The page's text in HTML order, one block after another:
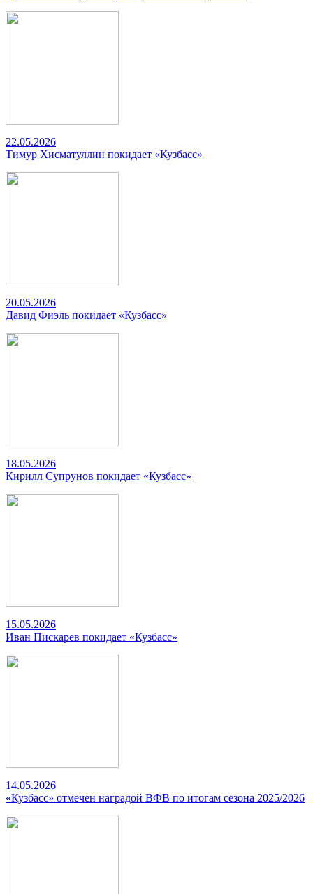
22.05.2026
Тимур Хисматуллин покидает «Кузбасс»
20.05.2026
Давид Фиэль покидает «Кузбасс»
18.05.2026
Кирилл Супрунов покидает «Кузбасс»
15.05.2026
Иван Пискарев покидает «Кузбасс»
14.05.2026
«Кузбасс» отмечен наградой ВФВ по итогам сезона 2025/2026